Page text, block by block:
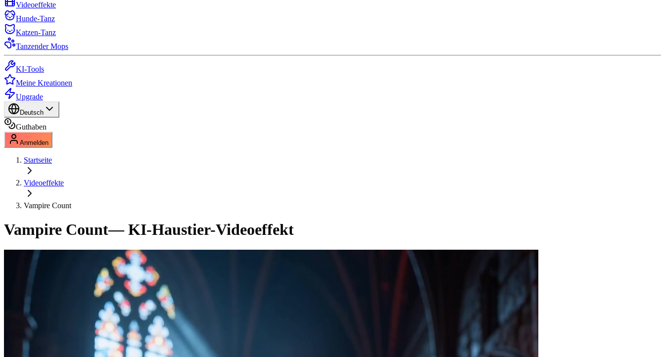
Videoeffekte
Hunde-Tanz
Katzen-Tanz
Tanzender Mops
KI-Tools
Meine Kreationen
Upgrade
Deutsch
Guthaben
Anmelden
Startseite
Videoeffekte
Vampire Count
Vampire Count— KI-Haustier-Videoeffekt